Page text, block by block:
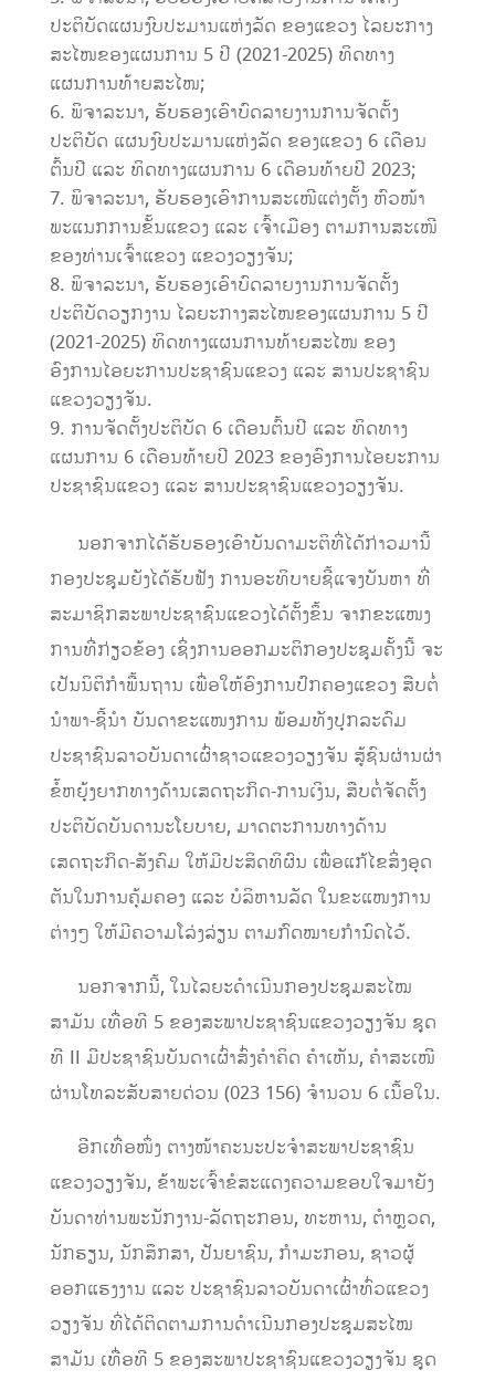
ປະຕິບັດແຜນງົບປະມານແຫ່ງລັດ ຂອງແຂວງ ໄລຍະກາງ
ສະໄໜຂອງແຜນການ 5 ປີ (2021-2025) ທິດທາງ
ແຜນການທ້າຍສະໄໜ;
ພິຈາລະນາ, ຮັບຮອງເອົາບົດລາຍງານການຈັດຕັ້ງ
ປະຕິບັດ ແຜນງົບປະມານແຫ່ງລັດ ຂອງແຂວງ 6 ເດືອນ
ຕົ້ນປີ ແລະ ທິດທາງແຜນການ 6 ເດືອນທ້າຍປີ 2023;
ພິຈາລະນາ, ຮັບຮອງເອົາການສະເໜີແຕ່ງຕັ້ງ ຫົວໜ້າ
ພະແນກການຂັ້ນແຂວງ ແລະ ເຈົ້າເມືອງ ຕາມການສະເໜີ
ຂອງທ່ານເຈົ້າແຂວງ ແຂວງວຽງຈັນ;
ພິຈາລະນາ, ຮັບຮອງເອົາບົດລາຍງານການຈັດຕັ້ງ
ປະຕິບັດວຽກງານ ໄລຍະກາງສະໄໜຂອງແຜນການ 5 ປີ
(2021-2025) ທິດທາງແຜນການທ້າຍສະໄໜ ຂອງ
ອົງການໄອຍະການປະຊາຊົນແຂວງ ແລະ ສານປະຊາຊົນ
ແຂວງວຽງຈັນ.
ການຈັດຕັ້ງປະຕິບັດ 6 ເດືອນຕົ້ນປີ ແລະ ທິດທາງ
ແຜນການ 6 ເດືອນທ້າຍປີ 2023 ຂອງອົງການໄອຍະການ
ປະຊາຊົນແຂວງ ແລະ ສານປະຊາຊົນແຂວງວຽງຈັນ.
ນອກຈາກໄດ້ຮັບຮອງເອົາບັນດາມະຕິທີ່ໄດ້ກ່າວມານີ້
ກອງປະຊຸມຍັງໄດ້ຮັບຟັງ ການອະທິບາຍຊີ້ແຈງບັນຫາ ທີ່
ສະມາຊິກສະພາປະຊາຊົນແຂວງໄດ້ຕັ້ງຂຶ້ນ ຈາກຂະແໜງ
ການທີ່ກ່ຽວຂ້ອງ ເຊິ່ງການອອກມະຕິກອງປະຊຸມຄັ້ງນີ້ ຈະ
ເປັນນິຕິກໍາພື້ນຖານ ເພື່ອໃຫ້ອົງການປົກຄອງແຂວງ ສືບຕໍ່
ນໍາພາ-ຊີ້ນໍາ ບັນດາຂະແໜງການ ພ້ອມທັງປຸກລະດົມ
ປະຊາຊົນລາວບັນດາເຜົ່າຊາວແຂວງວຽງຈັນ ສູ້ຊົນຜ່ານຜ່າ
ຂໍ້ຫຍຸ້ງຍາກທາງດ້ານເສດຖະກິດ-ການເງິນ, ສືບຕໍ່ຈັດຕັ້ງ
ປະຕິບັດບັນດານະໂຍບາຍ, ມາດຕະການທາງດ້ານ
ເສດຖະກິດ-ສັງຄົມ ໃຫ້ມີປະສິດທິຜົນ ເພື່ອແກ້ໄຂສິ່ງອຸດ
ຕັນໃນການຄຸ້ມຄອງ ແລະ ບໍລິຫານລັດ ໃນຂະແໜງການ
ຕ່າງໆ ໃຫ້ມີຄວາມໂລ່ງລ່ຽນ ຕາມກົດໝາຍກໍານົດໄວ້.
ນອກຈາກນີ້, ໃນໄລຍະດໍາເນີນກອງປະຊຸມສະໄໝ
ສາມັນ ເທື່ອທີ 5 ຂອງສະພາປະຊາຊົນແຂວງວຽງຈັນ ຊຸດ
ທີ II ມີປະຊາຊົນບັນດາເຜົ່າສົ່ງຄໍາຄິດ ຄໍາເຫັນ, ຄໍາສະເໜີ
ຜ່ານໂທລະສັບສາຍດ່ວນ (023 156) ຈໍານວນ 6 ເນື້ອໃນ.
ອີກເທື່ອໜຶ່ງ ຕາງໜ້າຄະນະປະຈໍາສະພາປະຊາຊົນ
ແຂວງວຽງຈັນ, ຂ້າພະເຈົ້າຂໍສະແດງຄວາມຂອບໃຈມາຍັງ
ບັນດາທ່ານພະນັກງານ-ລັດຖະກອນ, ທະຫານ, ຕໍາຫຼວດ,
ນັກຮຽນ, ນັກສຶກສາ, ປັນຍາຊົນ, ກໍາມະກອນ, ຊາວຜູ້
ອອກແຮງງານ ແລະ ປະຊາຊົນລາວບັນດາເຜົ່າທົ່ວແຂວງ
ວຽງຈັນ ທີ່ໄດ້ຕິດຕາມການດໍາເນີນກອງປະຊຸມສະໄໝ
ສາມັນ ເທື່ອທີ 5 ຂອງສະພາປະຊາຊົນແຂວງວຽງຈັນ ຊຸດ